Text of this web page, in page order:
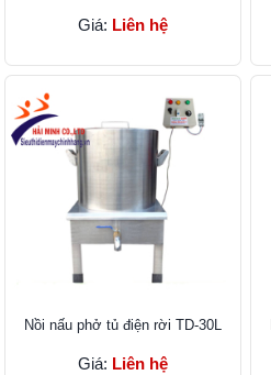
Giá: Liên hệ
Nồi nấu phở tủ điện rời TD-30L
Giá: Liên hệ